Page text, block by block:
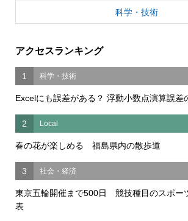
科学・技術
アクセスランキング
1 科学・技術
Excelにも誤差がある？ 浮動小数点演算誤差
2 Local
春の花が楽しめる 福島県内の散歩道
3 社会・経済
東京五輪開催まで500日 競技種目のスポー
表